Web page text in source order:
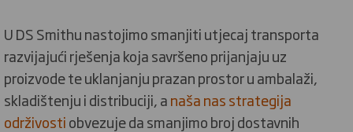
U DS Smithu nastojimo smanjiti utjecaj transporta
razvijajući rješenja koja savršeno prijanjaju uz
proizvode te uklanjanju prazan prostor u ambalaži,
skladištenju i distribuciji, anaša nas strategija
održivostiobvezuje da smanjimo broj dostavnih